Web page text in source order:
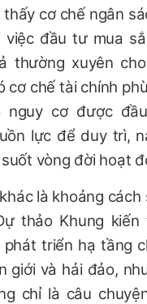
cơ chế ngân
việc đầu tư mua
thường xuyên
cơ chế tài chính
nguy cơ được
lực để duy trì,
vòng đời hoạt
là khoảng cách
thảo Khung
phát triển hạ tầng
giới và hải đảo,
chỉ là câu